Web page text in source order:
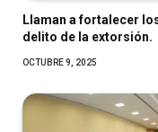
Llaman a fortalecer
delito de la extorsión.
OCTUBRE 9, 2025